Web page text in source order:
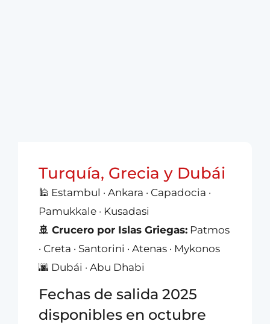
Turquía, Grecia y Dubái
🕌 Estambul · Ankara · Capadocia ·
Pamukkale · Kusadasi
🚢 Crucero por Islas Griegas: Patmos
· Creta · Santorini · Atenas · Mykonos
🌆 Dubái · Abu Dhabi
Fechas de salida 2025
disponibles en octubre